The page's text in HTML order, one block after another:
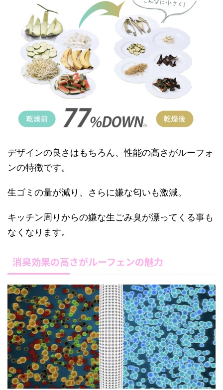
デザインの良さはもちろん、性能の高さがルーフォ
ンの特徴です。
生ゴミの量が減り、さらに嫌な匂いも激減。
キッチン周りからの嫌な生ごみ臭が漂ってくる事も
なくなります。
消臭効果の高さがルーフェンの魅力